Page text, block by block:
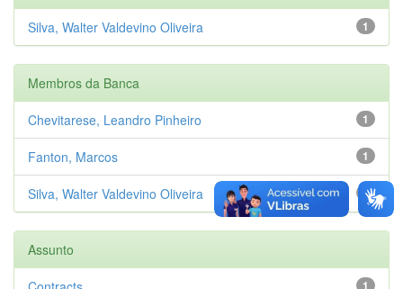
1
Silva, Walter Valdevino Oliveira
Membros da Banca
1
Chevitarese, Leandro Pinheiro
1
Fanton, Marcos
1
Silva, Walter Valdevino Oliveira
Assunto
1